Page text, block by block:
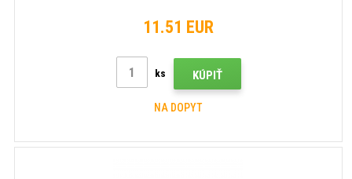
11.51 EUR
ks KÚPIŤ
NA DOPYT